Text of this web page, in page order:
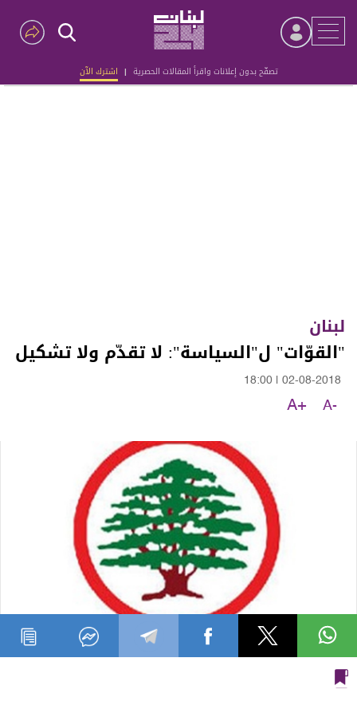
تصفّح بدون إعلانات واقرأ المقالات الحصرية | اشترك الآن
Advertisement
لبنان
"القوّات" ل"السياسة": لا تقدّم ولا تشكيل
02-08-2018
18:00
A-
A+